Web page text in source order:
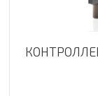
КОНТРОЛЛЕР